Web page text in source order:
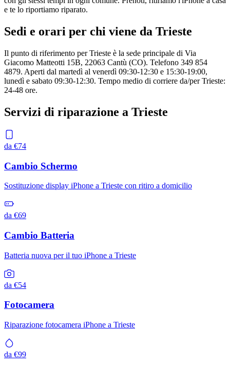
e te lo riportiamo riparato.
Sedi e orari per chi viene da Trieste
Il punto di riferimento per Trieste è la sede principale di Via
Giacomo Matteotti 15B, 22063 Cantù (CO). Telefono 349 854
4879. Aperti dal martedì al venerdì 09:30-12:30 e 15:30-19:00,
lunedì e sabato 09:30-12:30. Tempo medio di corriere da/per Trieste:
24-48 ore.
Servizi di riparazione a Trieste
da €74
Cambio Schermo
Sostituzione display iPhone a Trieste con ritiro a domicilio
da €69
Cambio Batteria
Batteria nuova per il tuo iPhone a Trieste
da €54
Fotocamera
Riparazione fotocamera iPhone a Trieste
da €99